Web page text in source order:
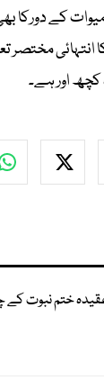
کے دورکا
مختصر
کچھ اور ہے۔
ختم نبوت کے